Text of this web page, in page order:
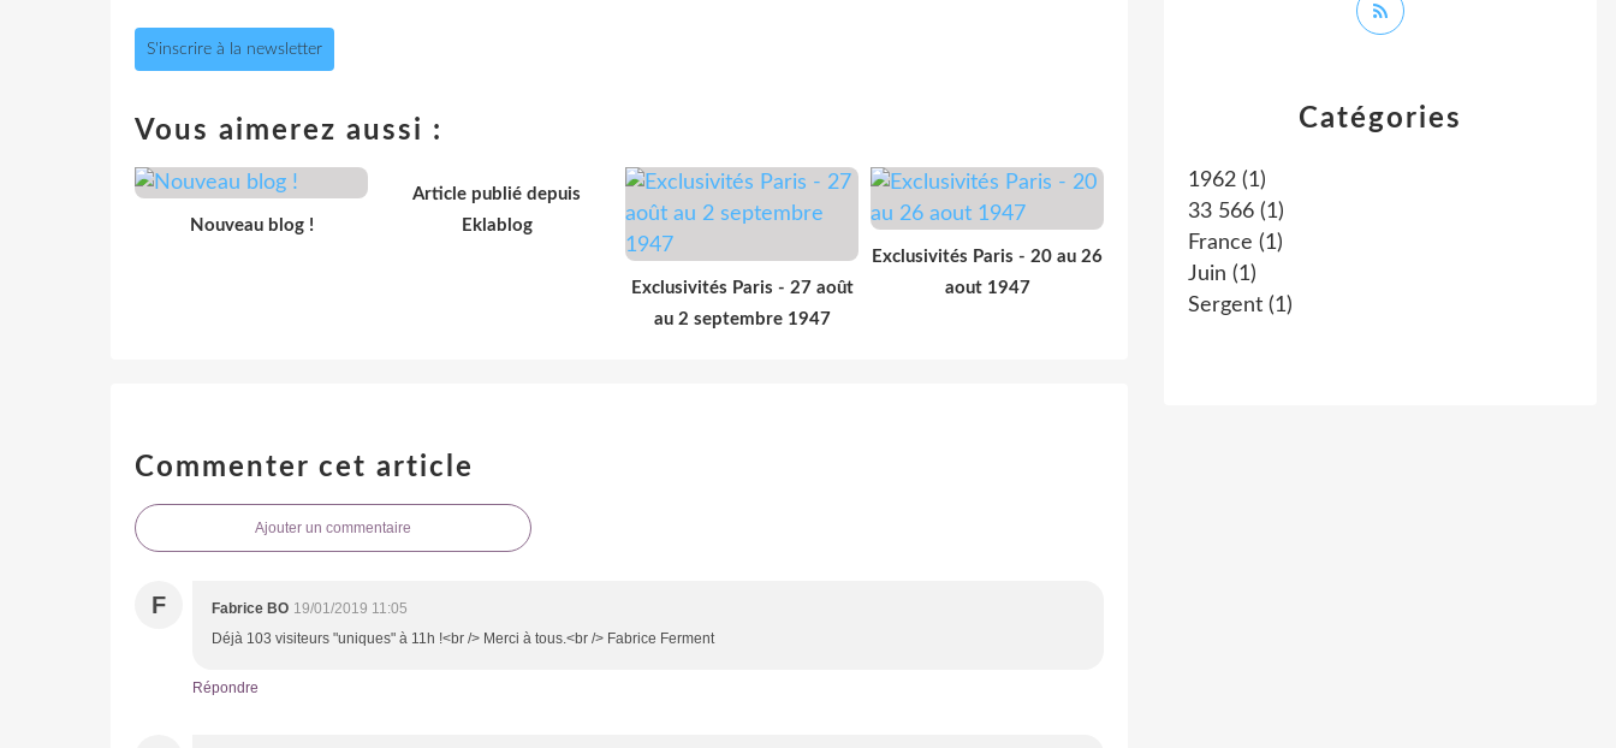
S'inscrire à la newsletter
Vous aimerez aussi :
Nouveau blog !
Article publié depuis
Eklablog
Exclusivités Paris - 27 août
au 2 septembre 1947
Exclusivités Paris - 20 au 26
aout 1947
Commenter cet article
Ajouter un commentaire
F Fabrice BO 19/01/2019 11:05
Déjà 103 visiteurs "uniques" à 11h !<br /> Merci à tous.<br /> Fabrice Ferment
Répondre
Catégories
1962 (1)
33 566 (1)
France (1)
Juin (1)
Sergent (1)